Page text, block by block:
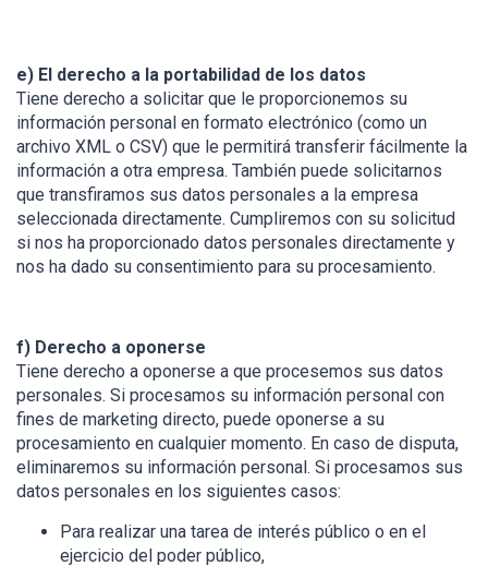
e) El derecho a la portabilidad de los datos
Tiene derecho a solicitar que le proporcionemos su
información personal en formato electrónico (como un
archivo XML o CSV) que le permitirá transferir fácilmente la
información a otra empresa. También puede solicitarnos
que transfiramos sus datos personales a la empresa
seleccionada directamente. Cumpliremos con su solicitud
si nos ha proporcionado datos personales directamente y
nos ha dado su consentimiento para su procesamiento.
f) Derecho a oponerse
Tiene derecho a oponerse a que procesemos sus datos
personales. Si procesamos su información personal con
fines de marketing directo, puede oponerse a su
procesamiento en cualquier momento. En caso de disputa,
eliminaremos su información personal. Si procesamos sus
datos personales en los siguientes casos:
Para realizar una tarea de interés público o en el
ejercicio del poder público,